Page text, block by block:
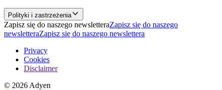
Polityki i zastrzeżenia
Zapisz się do naszego newsletteraZapisz się do naszego
newsletteraZapisz się do naszego newslettera
Privacy
Cookies
Disclaimer
© 2026 Adyen